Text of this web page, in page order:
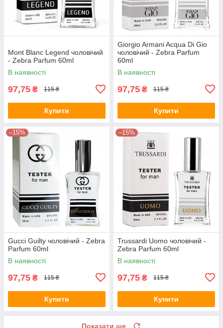
Mont Blanc Legend чоловічий
- Zebra Parfum 60ml
В наявності
97,75 ₴ 115 ₴
Купити
Giorgio Armani Acqua Di Gio
чоловічий - Zebra Parfum
60ml
В наявності
97,75 ₴ 115 ₴
Купити
–15%
Gucci Guilty чоловічий - Zebra
Parfum 60ml
В наявності
97,75 ₴ 115 ₴
Купити
–15%
Trussardi Uomo чоловічий -
Zebra Parfum 60ml
В наявності
97,75 ₴ 115 ₴
Купити
Показати ще